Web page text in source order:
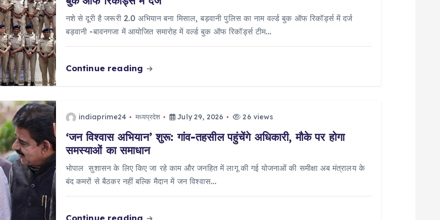
नशे से दूरी है जरूरी 2.0 अभियान बना मिसाल, बड़वानी पुलिस का नाम वर्ल्ड बुक ऑफ रिकॉर्ड्स में दर्ज
बड़वानी -बावनगजा में आयोजित समारोह में वर्ल्ड बुक ऑफ रिकॉर्ड्स टीम…
Continue reading
indiaprime24 मध्यप्रदेश July 29, 2026 26 views
‘जन विश्वास अभियान’ शुरू: गांव-तहसील पहुंचेंगे अधिकारी, मौके पर होगा
समस्याओं का समाधान
भोपाल सुशासन के लिए किए जा रहे काम और जनहित में लागू की गई योजनाओं की समीक्षा अब मंत्रालय के
बंद कमरों से बैठकर नहीं बल्कि मैदान में जन विश्वास…
Continue reading